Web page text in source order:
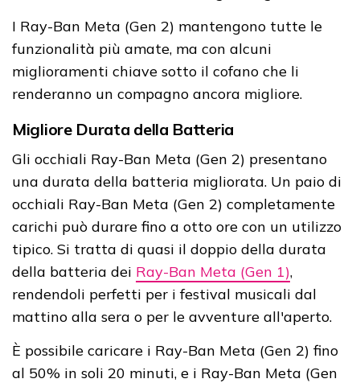
I Ray-Ban Meta (Gen 2) mantengono tutte le
funzionalità più amate, ma con alcuni
miglioramenti chiave sotto il cofano che li
renderanno un compagno ancora migliore.
Migliore Durata della Batteria
Gli occhiali Ray-Ban Meta (Gen 2) presentano
una durata della batteria migliorata. Un paio di
occhiali Ray-Ban Meta (Gen 2) completamente
carichi può durare fino a otto ore con un utilizzo
tipico. Si tratta di quasi il doppio della durata
della batteria dei Ray-Ban Meta (Gen 1),
rendendoli perfetti per i festival musicali dal
mattino alla sera o per le avventure all'aperto.
È possibile caricare i Ray-Ban Meta (Gen 2) fino
al 50% in soli 20 minuti, e i Ray-Ban Meta (Gen